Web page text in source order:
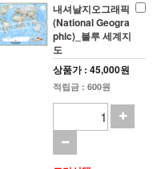
내셔날지오그래픽
(National Geogra
phic)_블루 세계지
도
상품가 : 45,000원
적립금 : 600원